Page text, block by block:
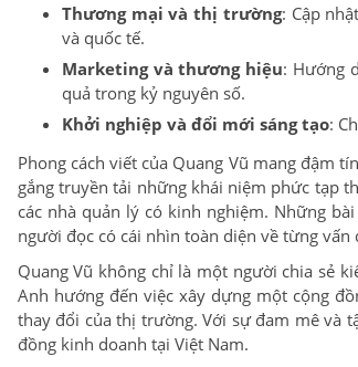
Thương mại và thị trường: Cập
và quốc tế.
Marketing và thương hiệu: Hướng
quả trong kỷ nguyên số.
Khởi nghiệp và đổi mới sáng tạo:
Phong cách viết của Quang Vũ mang đậm
gắng truyền tải những khái niệm phức tạp
các nhà quản lý có kinh nghiệm. Những
người đọc có cái nhìn toàn diện về từng vấn
Quang Vũ không chỉ là một người chia sẻ
Anh hướng đến việc xây dựng một cộng
thay đổi của thị trường. Với sự đam mê và
đồng kinh doanh tại Việt Nam.